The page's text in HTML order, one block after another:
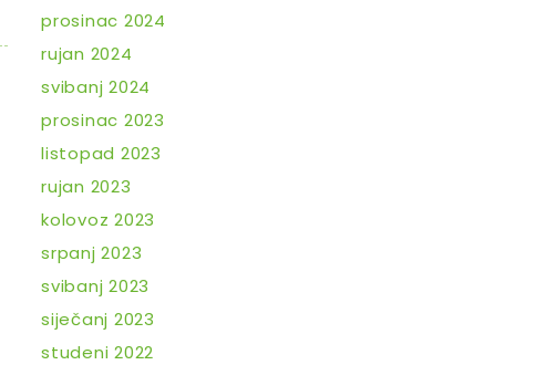
prosinac 2024
rujan 2024
svibanj 2024
prosinac 2023
listopad 2023
rujan 2023
kolovoz 2023
srpanj 2023
svibanj 2023
siječanj 2023
studeni 2022